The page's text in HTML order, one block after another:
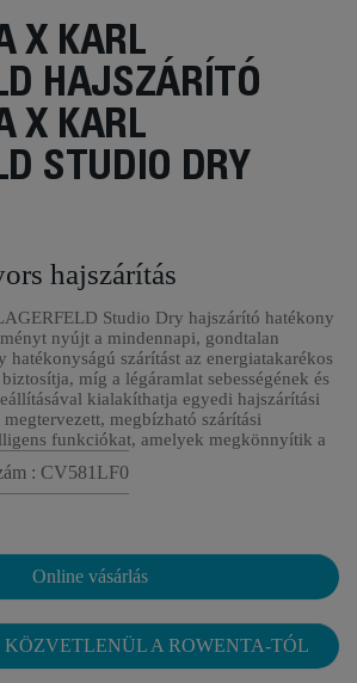
X KARL
HAJSZÁRÍTÓ
X KARL
STUDIO DRY
hajszárítás
Studio Dry hajszárító hatékony
nyújt a mindennapi, gondtalan
hatékonyságú szárítást az energiatakarékos
míg a légáramlat sebességének és
kialakíthatja egyedi hajszárítási
megbízható szárítási
funkciókat, amelyek megkönnyítik a
: CV581LF0
Online vásárlás
A ROWENTA-TÓL